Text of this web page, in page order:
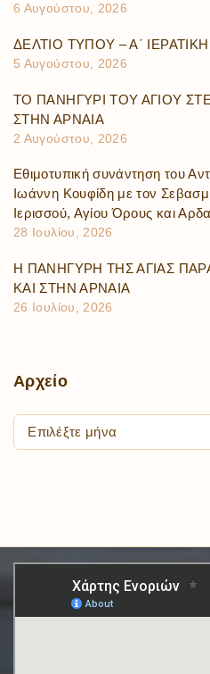
6 Αυγούστου, 2026
ΔΕΛΤΙΟ ΤΥΠΟΥ – Α΄
5 Αυγούστου, 2026
ΤΟ ΠΑΝΗΓΥΡΙ ΤΟΥ ΑΓΙΟΥ
ΣΤΗΝ ΑΡΝΑΙΑ
2 Αυγούστου, 2026
Εθιμοτυπική συνάντηση του
Ιωάννη Κουφίδη με τον
Ιερισσού, Αγίου Όρους και
28 Ιουλίου, 2026
Η ΠΑΝΗΓΥΡΗ ΤΗΣ ΑΓΙΑΣ
ΚΑΙ ΣΤΗΝ ΑΡΝΑΙΑ
26 Ιουλίου, 2026
Αρχείο